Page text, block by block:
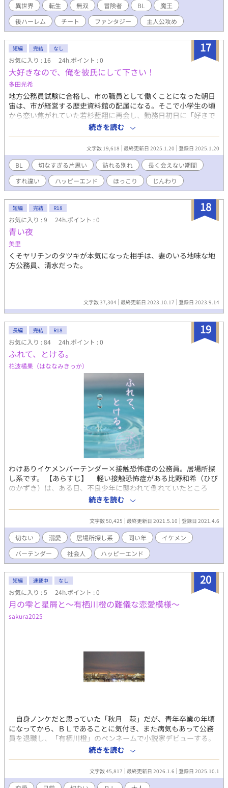
異世界 転生 無双 冒険者 BL
魔王
後ハーレム
チート ファンタジー 主人公攻め
17
短編 完結 なし
お気に入り : 16 24h.ポイント : 0
大好きなので、俺を彼氏にして下さい！
多田光希
地方公務員試験に合格し、市の職員として働くことになった朝日
宙は、市が経営する歴史資料館の配属になる。そこで小学生の頃
から恋い焦がれていた若杉藍翔に再会し、勤務日初日に「好きで
す！付き合って下さい！」と、恥ずかしげもなく、みんなの前で
交際を申し込むが「俺はお前のことを知らないし、彼女がいる」
と軽くあしらわれてしまう。「俺のことを知らなくても、彼女が
いてもいいので、俺を彼氏にして下さい！」と、ひたむきに想い
を伝え、食い下がらない朝日に、若杉は頭を抱えながら一緒に仕
事をする日々を送ることになるのだが…。
続きを読む
文字数 19,618 最終更新日 2025.1.20 登録日 2025.1.20
BL 切なすぎる片思い 訪れる別れ
長く会えない期間
すれ違い
ハッピーエンド ほっこり じんわり
18
短編 完結 R18
お気に入り : 9 24h.ポイント : 0
青い夜
美里
くそヤリチンのタツキが本気になった相手は、妻のいる地味な地
方公務員、清水だった。
文字数 37,304 最終更新日 2023.10.17 登録日 2023.9.14
19
長編 完結 R18
お気に入り : 84 24h.ポイント : 0
ふれて、とける。
花波橘果（はななみきっか）
わけありイケメンバーテンダー×接触恐怖症の公務員。居場所探
し系です。 【あらすじ】 軽い接触恐怖症がある比野和希（ひび
のかずき）は、ある日、不良少年に襲われて倒れていたところ
を、通りかかったバーテンダー沢村慎一（さわむらしんいち）に
助けられる。彼の店に連れていかれ、出された酒に酔って眠り込
んでしまったことから、和希と慎一との間に不思議な縁が生ま
れ……。 慎一になら触られても怖くない。酒でもなんでも、少
しずつ慣れていけばいいのだと言われ、ゆっくりと距離を縮めて
ゆく二人。 小さな縁をきっかけに、自分の居場所に出会うお話
です。
続きを読む
文字数 50,425 最終更新日 2021.5.10 登録日 2021.4.6
切ない 溺愛 居場所探し系 同い年
イケメン
バーテンダー
社会人 ハッピーエンド
20
短編 連載中 なし
お気に入り : 5 24h.ポイント : 0
月の雫と星屑と～有栖川橙の難儀な恋愛模様～
sakura2025
自身ノンケだと思っていた「秋月 萩」だが、青年卒業の年頃
になってから、ＢＬであることに気付き、また病気もあって公務
員を退職し、「有栖川橙」のペンネームで小説家デビューする。
小説家としての活躍とともに、小説家で漫画家の「月夜野紫音」
をはじめ、有名イラストレーターで漫画家、編集者たちと付き合
いが拡がり、お互いにノンケと思い込んでいた大学時代からの友
人とも付き合いが深まる。実写版映画化に伴い、主役俳優から
続きを読む
文字数 45,817 最終更新日 2026.1.6 登録日 2025.10.1